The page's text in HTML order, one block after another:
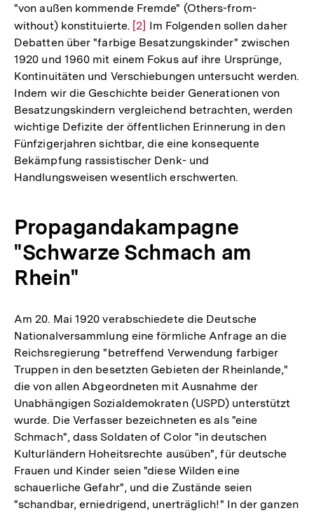
"von außen kommende Fremde" (Others-from-
without) konstituierte. Zur
Auflösung
der
Fußnote
[2] Im Folgenden sollen daher
Debatten über "farbige Besatzungskinder" zwischen
1920 und 1960 mit einem Fokus auf ihre Ursprünge,
Kontinuitäten und Verschiebungen untersucht werden.
Indem wir die Geschichte beider Generationen von
Besatzungskindern vergleichend betrachten, werden
wichtige Defizite der öffentlichen Erinnerung in den
Fünfzigerjahren sichtbar, die eine konsequente
Bekämpfung rassistischer Denk- und
Handlungsweisen wesentlich erschwerten.
Propagandakampagne
"Schwarze Schmach am
Rhein"
Am 20. Mai 1920 verabschiedete die Deutsche
Nationalversammlung eine förmliche Anfrage an die
Reichsregierung "betreffend Verwendung farbiger
Truppen in den besetzten Gebieten der Rheinlande,"
die von allen Abgeordneten mit Ausnahme der
Unabhängigen Sozialdemokraten (USPD) unterstützt
wurde. Die Verfasser bezeichneten es als "eine
Schmach", dass Soldaten of Color "in deutschen
Kulturländern Hoheitsrechte ausüben", für deutsche
Frauen und Kinder seien "diese Wilden eine
schauerliche Gefahr", und die Zustände seien
"schandbar, erniedrigend, unerträglich!" In der ganzen